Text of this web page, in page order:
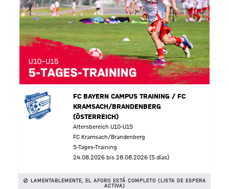
FC BAYERN CAMPUS TRAINING / FC
KRAMSACH/BRANDENBERG
(ÖSTERREICH)
Altersbereich U10-U15
FC Kramsach/Brandenberg
5-Tages-Training
24.08.2026 bis 28.08.2026 (5 días)
LAMENTABLEMENTE, EL AFORO ESTÁ COMPLETO (LISTA DE ESPERA
ACTIVA)